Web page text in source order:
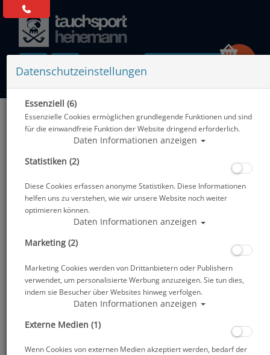
Alle Artikel zeigen aus: Geräteflossen
Datenschutzeinstellungen
Essenziell (6)
Essenzielle Cookies ermöglichen grundlegende Funktionen und sind
für die einwandfreie Funktion der Website dringend erforderlich.
Daten Informationen anzeigen
Statistiken (2)
Diese Cookies erfassen anonyme Statistiken. Diese Informationen
helfen uns zu verstehen, wie wir unsere Website noch weiter
optimieren können.
Daten Informationen anzeigen
Marketing (2)
Marketing Cookies werden von Drittanbietern oder Publishern
verwendet, um personalisierte Werbung anzuzeigen. Sie tun dies,
indem sie Besucher über Websites hinweg verfolgen.
Daten Informationen anzeigen
Externe Medien (1)
Wenn Cookies von externen Medien akzeptiert werden, bedarf der